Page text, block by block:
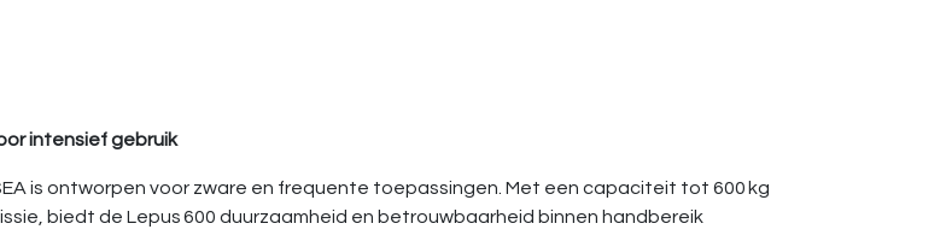
intensief gebruik
is ontworpen voor zware en frequente toepassingen. Met een capaciteit tot 600 kg
biedt de Lepus 600 duurzaamheid en betrouwbaarheid binnen handbereik